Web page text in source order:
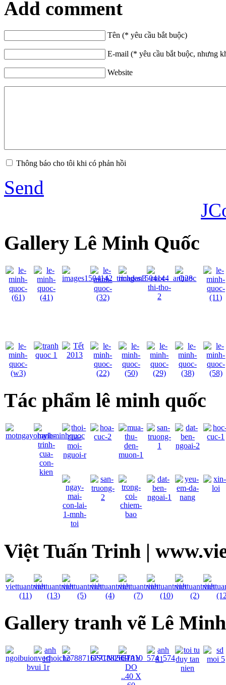
Add comment
Tên (* yêu cầu bắt buộc)
E-mail (* yêu cầu bắt buộc, nhưng
Website
Thông báo cho tôi khi có phản hồi
Send
Gallery Lê Minh Quốc
Tác phẩm lê minh quốc
Việt Tuấn Trinh |
Gallery tranh vẽ Lê